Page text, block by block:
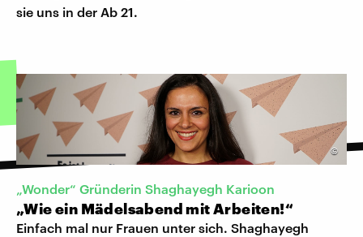
sie uns in der Ab 21.
©
„Wonder“ Gründerin Shaghayegh Karioon
„Wie ein Mädelsabend mit Arbeiten!“
Einfach mal nur Frauen unter sich. Shaghayegh